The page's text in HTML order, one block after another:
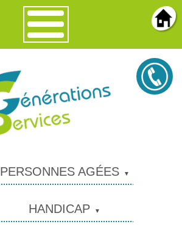
PERSONNES AGÉES
HANDICAP